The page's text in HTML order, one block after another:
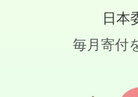
日本
毎月寄付